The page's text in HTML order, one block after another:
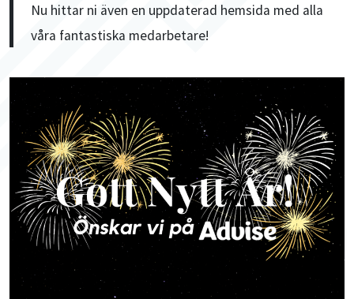
Nu hittar ni även en uppdaterad hemsida med alla
våra fantastiska medarbetare!